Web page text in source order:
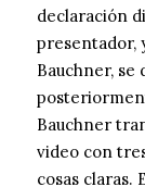
declaración
presentador,
Bauchner, se
Bauchner
video con
cosas claras.